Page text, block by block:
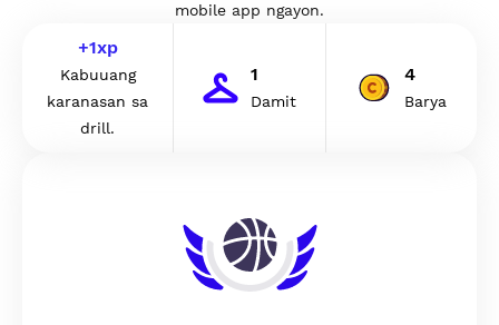
mobile app ngayon.
+1xp
Kabuuang
karanasan sa
drill.
1
Damit
4
Barya